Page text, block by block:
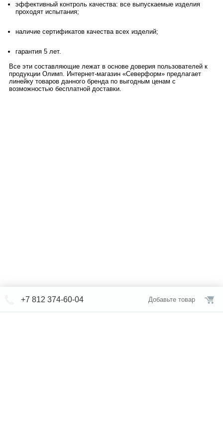
эффективный контроль качества: все выпускаемые изделия
проходят испытания;
наличие сертификатов качества всех изделий;
гарантия 5 лет.
Все эти составляющие лежат в основе доверия пользователей к
продукции Олимп. Интернет-магазин «Северформ» предлагает
линейку товаров данного бренда по выгодным ценам с
возможностью бесплатной доставки.
+7 812 374-60-04 Добавьте товар